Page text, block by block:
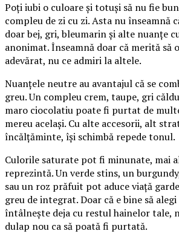
Poți iubi o culoare și totuși să nu fie
compleu de zi cu zi. Asta nu înseamnă
doar bej, gri, bleumarin și alte nuanțe
anonimat. Înseamnă doar că merită să
adevărat, nu ce admiri la altele.
Nuanțele neutre au avantajul că se
greu. Un compleu crem, taupe, gri
maro ciocolatiu poate fi purtat de
mereu același. Cu alte accesorii, alt
încălțăminte, își schimbă repede tonul.
Culorile saturate pot fi minunate, mai
reprezintă. Un verde stins, un
sau un roz prăfuit pot aduce viață
greu de integrat. Doar că e bine să
întâlnește deja cu restul hainelor tale,
dulap nou ca să poată fi purtată.